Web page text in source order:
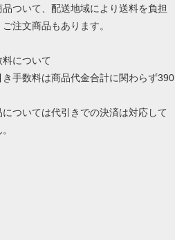
ついて、配送地域により送料を負担
ご注文商品もあります。
について
き手数料は商品代金合計に関わらず390
については代引きでの決済は対応して